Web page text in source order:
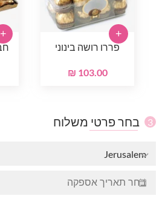
פררו רושה בינוני
103.00 ₪
+
+
3 בחר פרטי משלוח
Jerusalem